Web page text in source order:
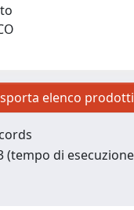
elenco prodotti
(tempo di